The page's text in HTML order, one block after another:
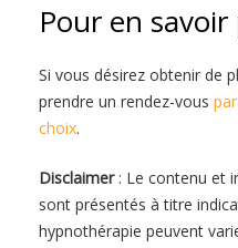
Pour en
Si vous désirez obtenir de
prendre un rendez-vous
choix.
Disclaimer: Le contenu et
sont présentés à titre
hypnothérapie peuvent